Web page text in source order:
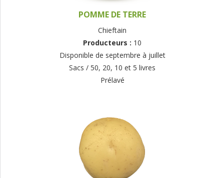
POMME DE TERRE
Chieftain
Producteurs : 10
Disponible de septembre à juillet
Sacs / 50, 20, 10 et 5 livres
Prélavé